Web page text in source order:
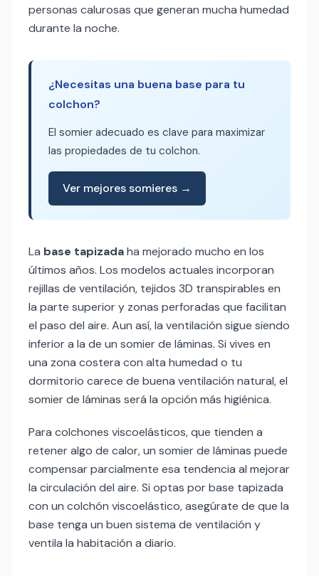
personas calurosas que generan mucha humedad
durante la noche.
¿Necesitas una buena base para tu
colchon?
El somier adecuado es clave para maximizar
las propiedades de tu colchon.
Ver mejores somieres →
La base tapizadaha mejorado mucho en los
últimos años. Los modelos actuales incorporan
rejillas de ventilación, tejidos 3D transpirables en
la parte superior y zonas perforadas que facilitan
el paso del aire. Aun así, la ventilación sigue siendo
inferior a la de un somier de láminas. Si vives en
una zona costera con alta humedad o tu
dormitorio carece de buena ventilación natural, el
somier de láminas será la opción más higiénica.
Para colchones viscoelásticos, que tienden a
retener algo de calor, un somier de láminas puede
compensar parcialmente esa tendencia al mejorar
la circulación del aire. Si optas por base tapizada
con un colchón viscoelástico, asegúrate de que la
base tenga un buen sistema de ventilación y
ventila la habitación a diario.